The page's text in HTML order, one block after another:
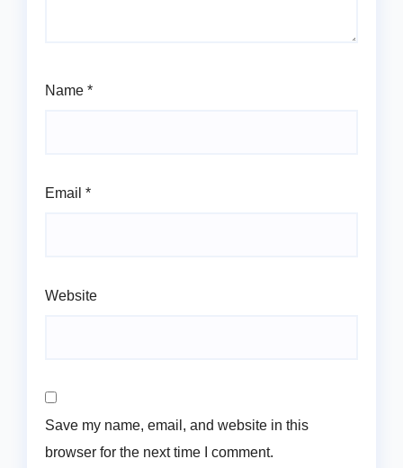
Name *
Email *
Website
Save my name, email, and website in this
browser for the next time I comment.